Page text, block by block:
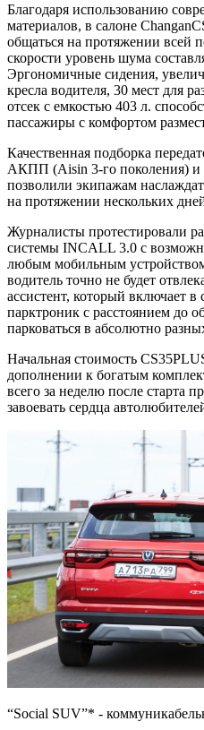
Благодаря использованию
материалов, в салоне
общаться на протяжении всей
скорости уровень шума
Эргономичные сидения,
кресла водителя, 30 мест для
отсек с емкостью 403 л.
пассажиры с комфортом
Качественная подборка
АКПП (Aisin 3-го поколения) и
позволили экипажам
на протяжении нескольких
Журналисты протестировали
системы INCALL 3.0 с
любым мобильным
водитель точно не будет
ассистент, который включает в
парктроник с расстоянием до
парковаться в абсолютно
Начальная стоимость
дополнении к богатым
всего за неделю после старта
завоевать сердца
“Social SUV”* -